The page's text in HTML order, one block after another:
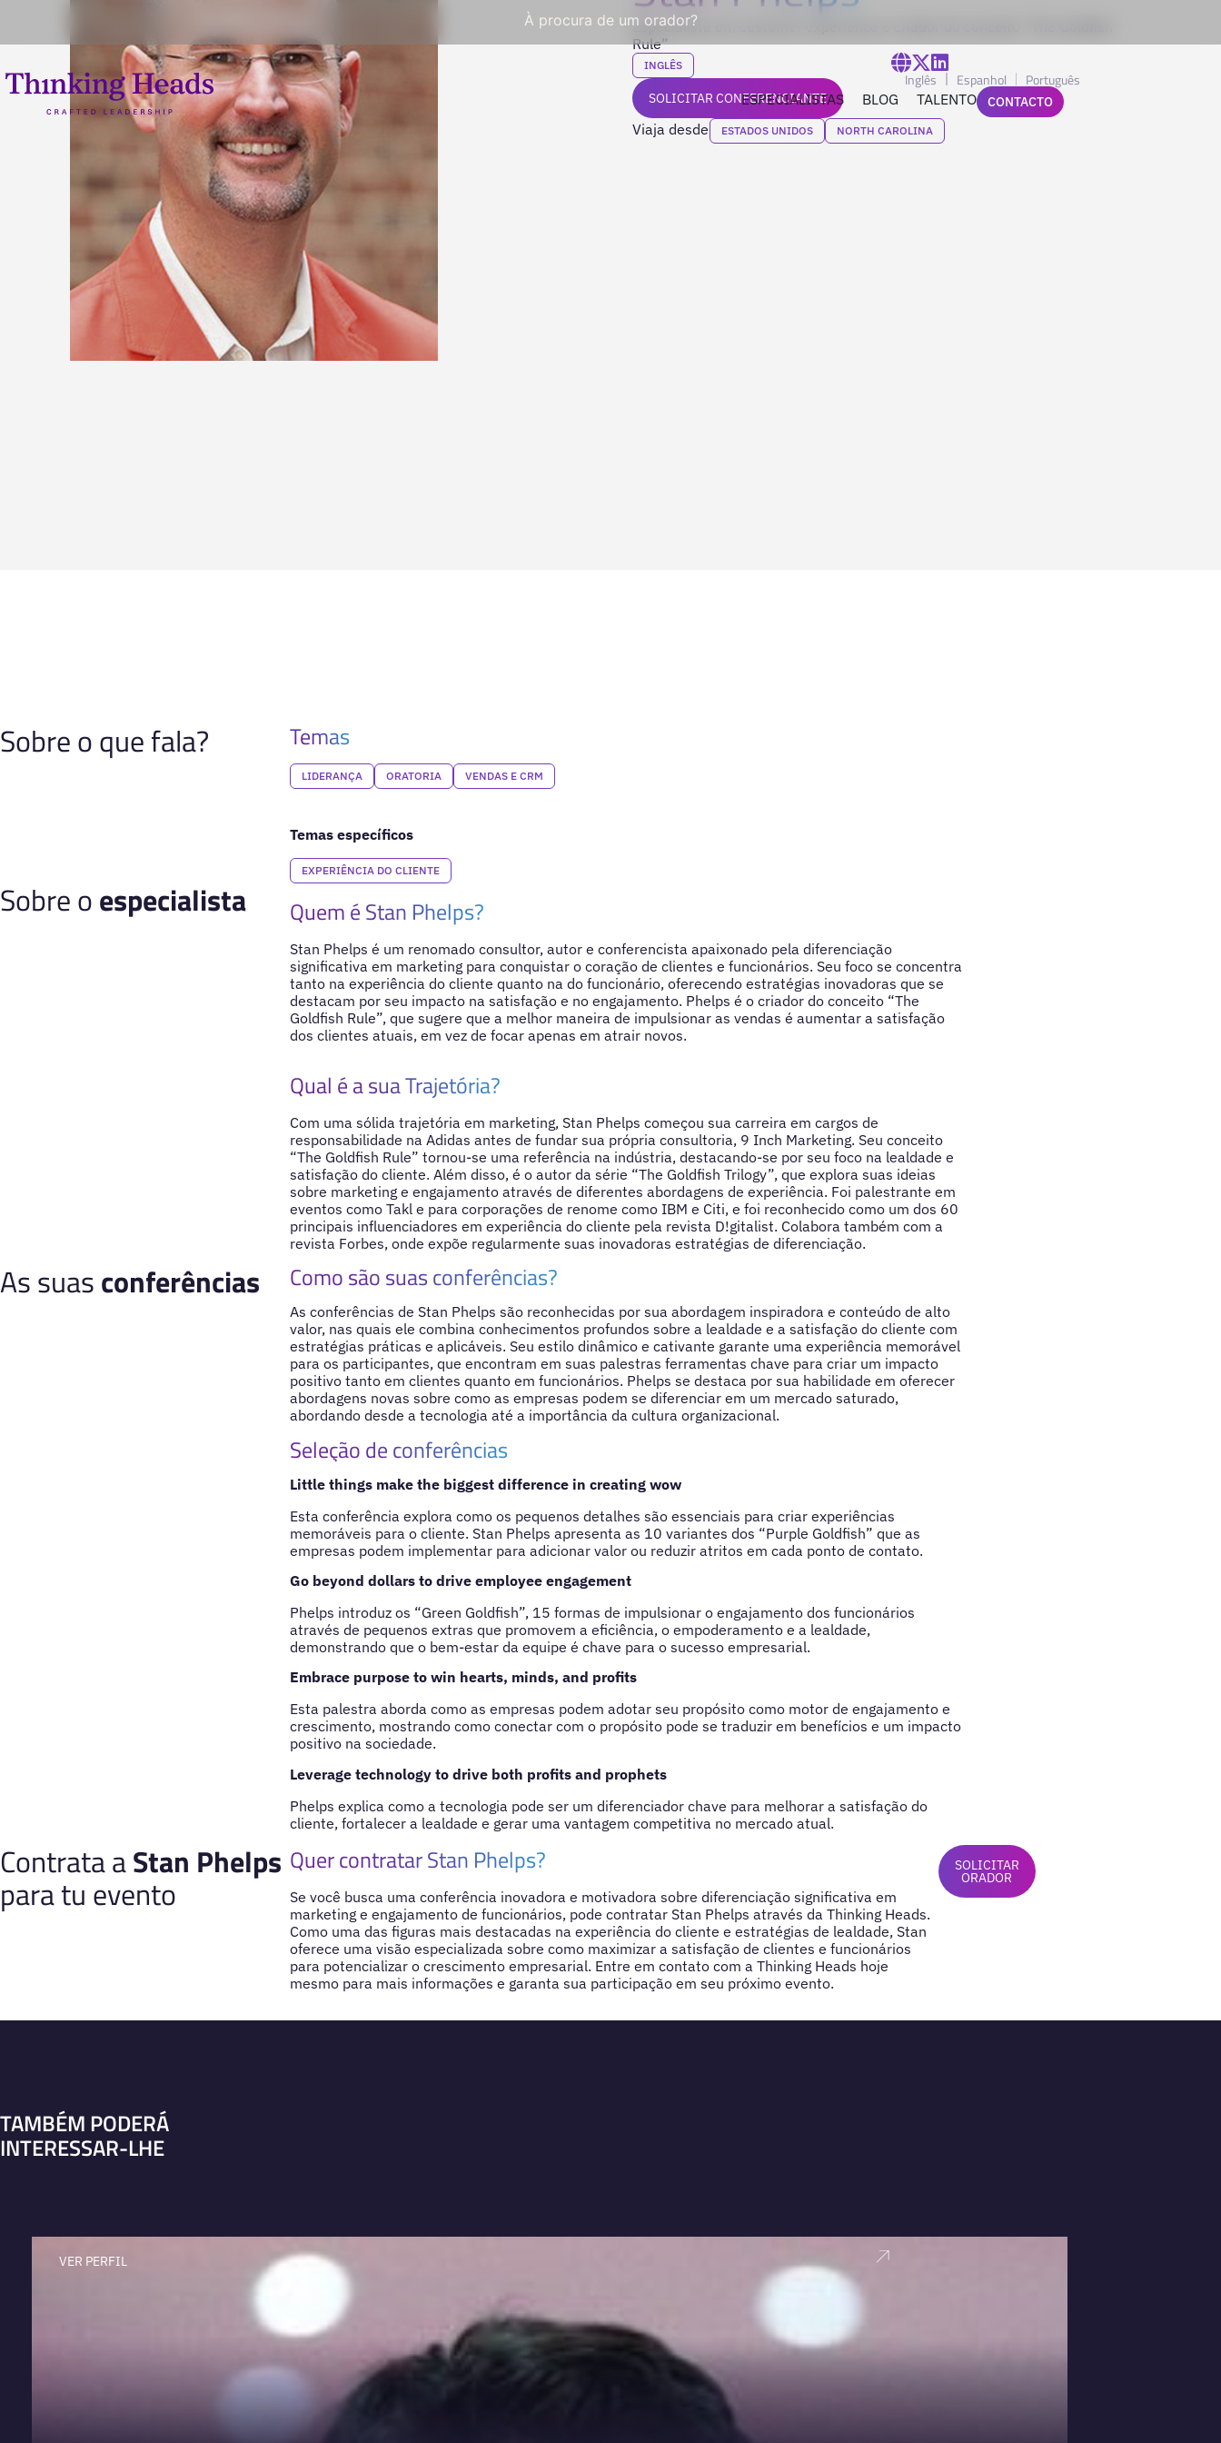
À procura de um orador?
ESPECIALISTAS BLOG TALENTO
Inglês Espanhol Português
CONTACTO
Especialista em customer experience e criador do conceito “The Goldfish
Rule”
INGLÊS
SOLICITAR CONFERENCIANTE
Viaja desde ESTADOS UNIDOS NORTH CAROLINA
Sobre o que fala? Temas
LIDERANÇA ORATORIA VENDAS E CRM
Temas específicos
EXPERIÊNCIA DO CLIENTE
Sobre oespecialista Quem é Stan Phelps?
Stan Phelps é um renomado consultor, autor e conferencista apaixonado pela diferenciação
significativa em marketing para conquistar o coração de clientes e funcionários. Seu foco se concentra
tanto na experiência do cliente quanto na do funcionário, oferecendo estratégias inovadoras que se
destacam por seu impacto na satisfação e no engajamento. Phelps é o criador do conceito “The
Goldfish Rule”, que sugere que a melhor maneira de impulsionar as vendas é aumentar a satisfação
dos clientes atuais, em vez de focar apenas em atrair novos.
Qual é a sua Trajetória?
Com uma sólida trajetória em marketing, Stan Phelps começou sua carreira em cargos de
responsabilidade na Adidas antes de fundar sua própria consultoria, 9 Inch Marketing. Seu conceito
“The Goldfish Rule” tornou-se uma referência na indústria, destacando-se por seu foco na lealdade e
satisfação do cliente. Além disso, é o autor da série “The Goldfish Trilogy”, que explora suas ideias
sobre marketing e engajamento através de diferentes abordagens de experiência. Foi palestrante em
eventos como Takl e para corporações de renome como IBM e Citi, e foi reconhecido como um dos 60
principais influenciadores em experiência do cliente pela revista D!gitalist. Colabora também com a
revista Forbes, onde expõe regularmente suas inovadoras estratégias de diferenciação.
As suasconferências Como são suas conferências?
As conferências de Stan Phelps são reconhecidas por sua abordagem inspiradora e conteúdo de alto
valor, nas quais ele combina conhecimentos profundos sobre a lealdade e a satisfação do cliente com
estratégias práticas e aplicáveis. Seu estilo dinâmico e cativante garante uma experiência memorável
para os participantes, que encontram em suas palestras ferramentas chave para criar um impacto
positivo tanto em clientes quanto em funcionários. Phelps se destaca por sua habilidade em oferecer
abordagens novas sobre como as empresas podem se diferenciar em um mercado saturado,
abordando desde a tecnologia até a importância da cultura organizacional.
Seleção de conferências
Little things make the biggest difference in creating wow
Esta conferência explora como os pequenos detalhes são essenciais para criar experiências
memoráveis para o cliente. Stan Phelps apresenta as 10 variantes dos “Purple Goldfish” que as
empresas podem implementar para adicionar valor ou reduzir atritos em cada ponto de contato.
Go beyond dollars to drive employee engagement
Phelps introduz os “Green Goldfish”, 15 formas de impulsionar o engajamento dos funcionários
através de pequenos extras que promovem a eficiência, o empoderamento e a lealdade,
demonstrando que o bem-estar da equipe é chave para o sucesso empresarial.
Embrace purpose to win hearts, minds, and profits
Esta palestra aborda como as empresas podem adotar seu propósito como motor de engajamento e
crescimento, mostrando como conectar com o propósito pode se traduzir em benefícios e um impacto
positivo na sociedade.
Leverage technology to drive both profits and prophets
Phelps explica como a tecnologia pode ser um diferenciador chave para melhorar a satisfação do
cliente, fortalecer a lealdade e gerar uma vantagem competitiva no mercado atual.
Contrata aStan Phelps
para tu evento
Quer contratar Stan Phelps?
Se você busca uma conferência inovadora e motivadora sobre diferenciação significativa em
marketing e engajamento de funcionários, pode contratar Stan Phelps através da Thinking Heads.
Como uma das figuras mais destacadas na experiência do cliente e estratégias de lealdade, Stan
oferece uma visão especializada sobre como maximizar a satisfação de clientes e funcionários
para potencializar o crescimento empresarial. Entre em contato com a Thinking Heads hoje
mesmo para mais informações e garanta sua participação em seu próximo evento.
SOLICITAR
ORADOR
TAMBÉM PODERÁ
INTERESSAR-LHE
VER PERFIL